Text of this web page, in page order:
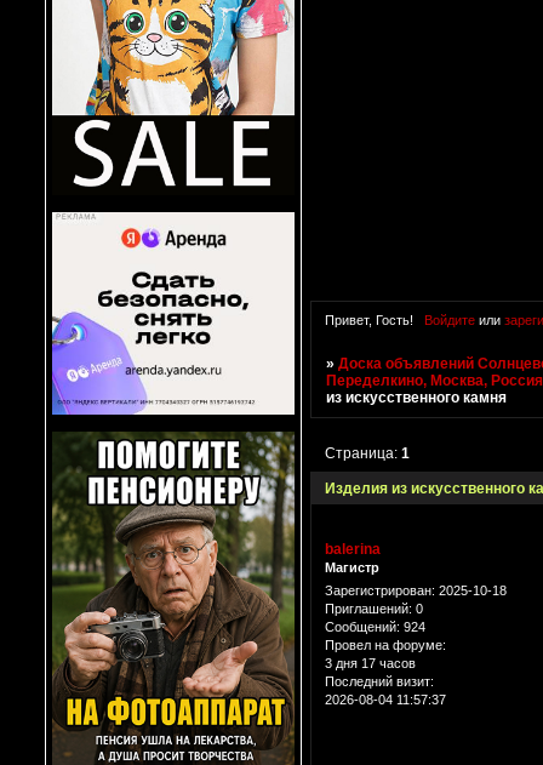
Привет, Гость! Войдитеили
»Доска объявлений
Переделкино, Москва, Россия
из искусственного камня
Изделия из искусственного
Страница:1
balerina
Магистр
Зарегистрирован: 2025-10-18
Приглашений: 0
Сообщений: 924
Провел на форуме:
3 дня 17 часов
Последний визит:
2026-08-04 11:57:37